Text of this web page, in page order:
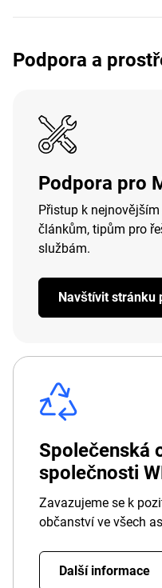
Podpora a
Podpora pro
Přistup k
článkům, tipům pro
službám.
Navštívit stránku
Společenská
společnosti
Zavazujeme se k
občanství ve všech
Další informace